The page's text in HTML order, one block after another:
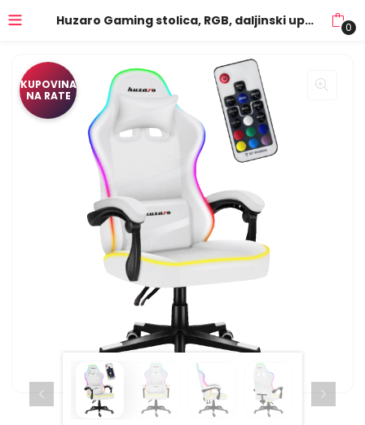
Huzaro Gaming stolica, RGB, daljinski upravljač, bijela – Force 4.4 RGB White 0
KUPOVINA
NA RATE